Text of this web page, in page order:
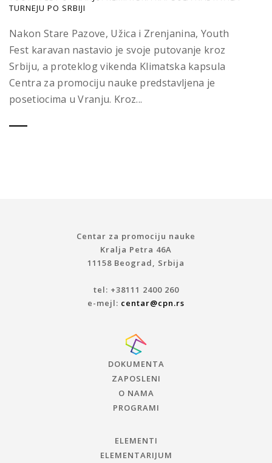
TURNEJU PO SRBIJI
Nakon Stare Pazove, Užica i Zrenjanina, Youth
Fest karavan nastavio je svoje putovanje kroz
Srbiju, a proteklog vikenda Klimatska kapsula
Centra za promociju nauke predstavljena je
posetiocima u Vranju. Kroz...
Centar za promociju nauke
Kralja Petra 46A
11158 Beograd, Srbija
tel: +38111 2400 260
e-mejl: centar@cpn.rs
DOKUMENTA
ZAPOSLENI
O NAMA
PROGRAMI
ELEMENTI
ELEMENTARIJUM